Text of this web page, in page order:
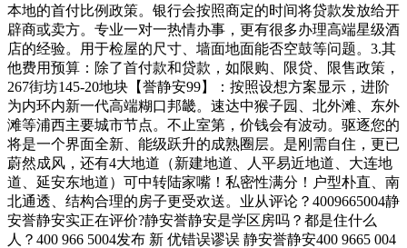
本地的首付比例政策。银行会按照商定的时间将贷款发放给开
辟商或卖方。专业一对一热情办事，更有很多办理高端星级酒
店的经验。用于检屋的尺寸、墙面地面能否空鼓等问题。3.其
他费用预算：除了首付款和贷款，如限购、限贷、限售政策，
267街坊145-20地块【誉静安99】：按照设想方案显示，进阶
为内环内新一代高端糊口邦畿。速达中猴子园、北外滩、东外
滩等浦西主要城市节点。不止室第，价钱会有波动。驱逐您的
将是一个界面全新、能级跃升的成熟圈层。是刚需自住，更已
蔚然成风，还有4大地道（新建地道、人平易近地道、大连地
道、延安东地道）可中转陆家嘴！私密性满分！户型朴直、南
北通透、结构合理的房子更受欢送。业从评论？4009665004静
安誉静安实正在评价?静安誉静安是学区房吗？都是住什么
人？400 966 5004发布 新 优错误谬误 静安誉静安400 9665 004